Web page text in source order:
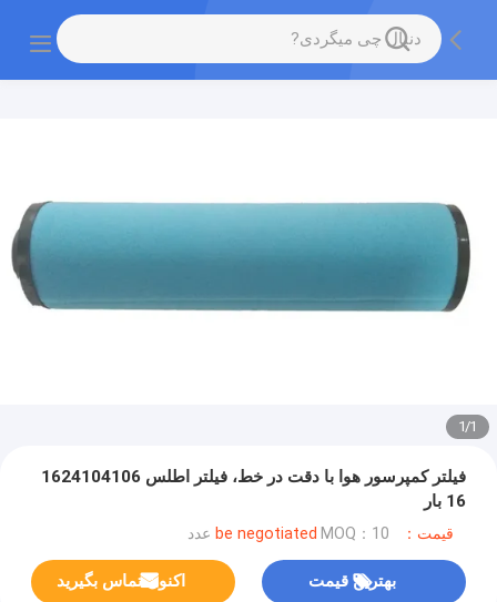
1
/
1
فیلتر کمپرسور هوا با دقت در خط، فیلتر اطلس 1624104106
16 بار
قیمت：be negotiated MOQ：10 عدد
بهترین قیمت اکنون تماس بگیرید